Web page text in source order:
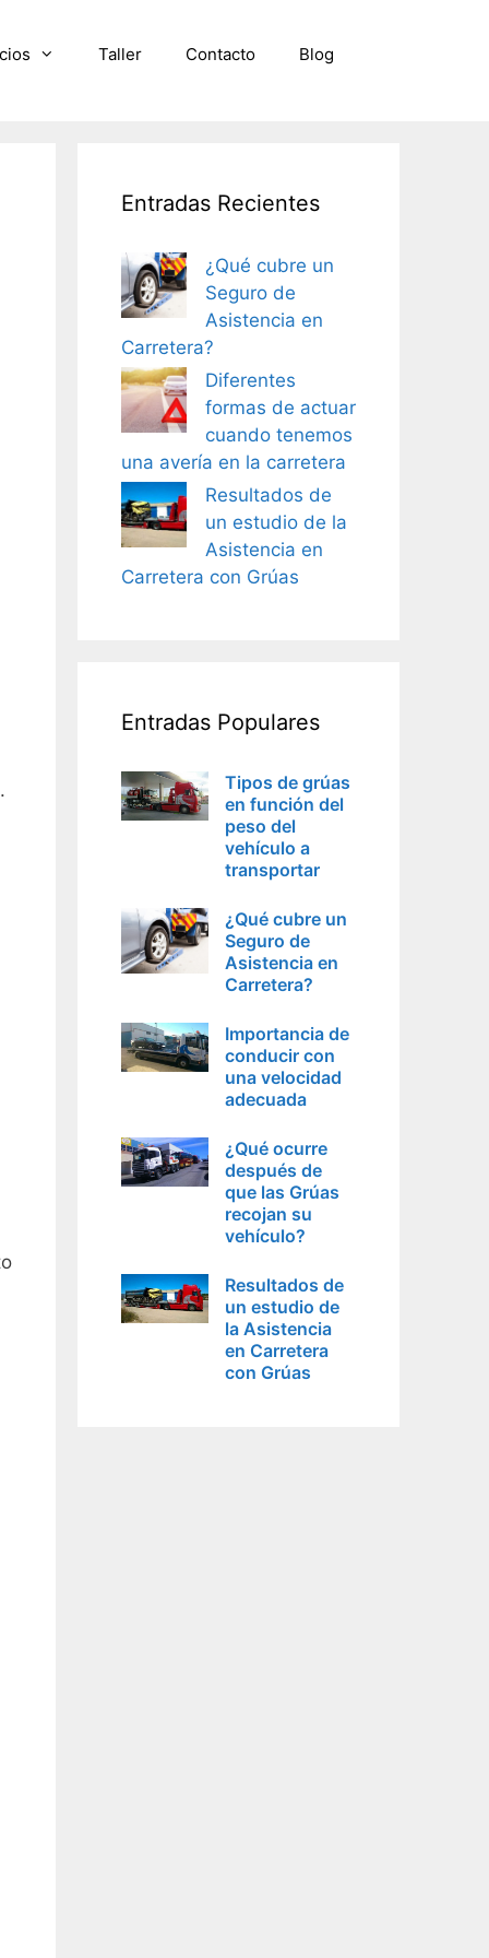
Taller Contacto Blog
Entradas Recientes
¿Qué cubre un
Seguro de
Asistencia en
Carretera?
Diferentes
formas de actuar
cuando tenemos
una avería en la carretera
Resultados de
un estudio de la
Asistencia en
Carretera con Grúas
Entradas Populares
Tipos de grúas
en función del
peso del
vehículo a
transportar
¿Qué cubre un
Seguro de
Asistencia en
Carretera?
Importancia de
conducir con
una velocidad
adecuada
¿Qué ocurre
después de
que las Grúas
recojan su
vehículo?
Resultados de
un estudio de
la Asistencia
en Carretera
con Grúas